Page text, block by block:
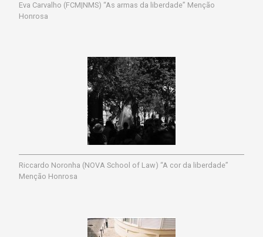
Eva Carvalho (FCM|NMS) “As armas da liberdade” Menção
Honrosa
Riccardo Noronha (NOVA School of Law) “A cor da liberdade”
Menção Honrosa